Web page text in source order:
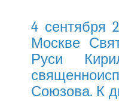
4 сентября
Москве
Руси
Союзова. К